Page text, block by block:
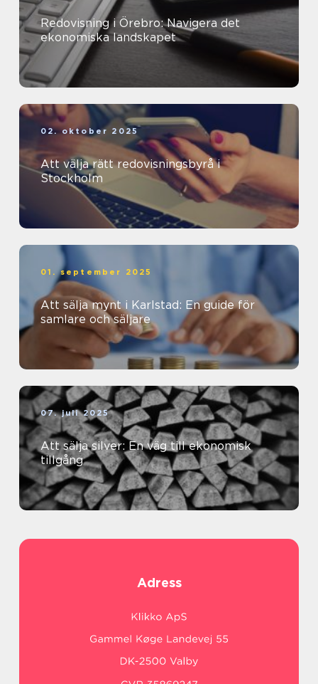
Redovisning i Örebro: Navigera det
ekonomiska landskapet
02. oktober 2025
Att välja rätt redovisningsbyrå i
Stockholm
01. september 2025
Att sälja mynt i Karlstad: En guide för
samlare och säljare
07. juli 2025
Att sälja silver: En väg till ekonomisk
tillgång
Adress